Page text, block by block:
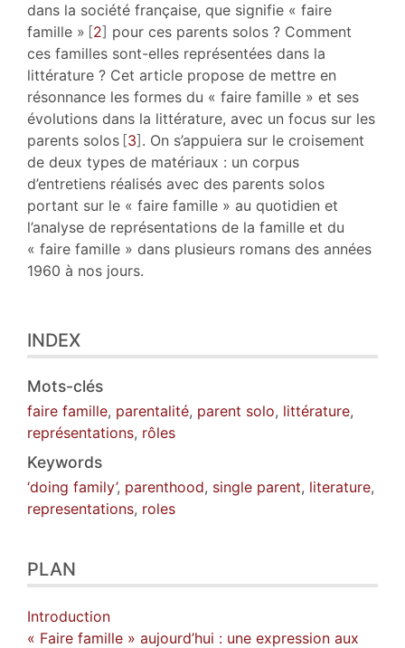
dans la société française, que signifie « faire
famille » 2 pour ces parents solos ? Comment
ces familles sont-elles représentées dans la
littérature ? Cet article propose de mettre en
résonnance les formes du « faire famille » et ses
évolutions dans la littérature, avec un focus sur les
parents solos 3 . On s’appuiera sur le croisement
de deux types de matériaux : un corpus
d’entretiens réalisés avec des parents solos
portant sur le « faire famille » au quotidien et
l’analyse de représentations de la famille et du
« faire famille » dans plusieurs romans des années
1960 à nos jours.
INDEX
Mots-clés
faire famille, parentalité, parent solo, littérature,
représentations, rôles
Keywords
‘doing family’, parenthood, single parent, literature,
representations, roles
PLAN
Introduction
« Faire famille » aujourd’hui : une expression aux